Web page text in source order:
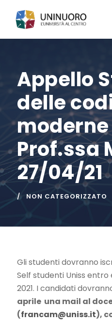
Appello
delle
Prof.ssa
27/04/21
NON CATEGORIZZATO
Gli studenti dovranno
Self studenti Uniss
2021. I candidati
aprile una mail al
(francam@uniss.it),